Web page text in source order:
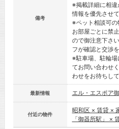
備考
※掲載詳細に相
情報を優先させ
※ペット相談可の
お部屋ごとに禁
ので御注意下さ
フが確認と交渉
※駐車場、駐輪
てお問い合わせ
わせをお待ちして
最新情報 エル・エスポア
付近の物件
昭和区 × 賃貸 ×
「御器所駅」 ×